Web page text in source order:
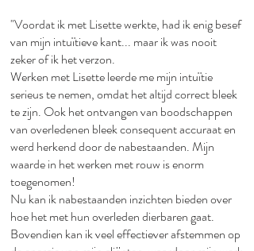
"Voordat ik met Lisette werkte, had ik enig besef
van mijn intuïtieve kant... maar ik was nooit
zeker of ik het verzon.​
Werken met Lisette leerde me mijn intuïtie
serieus te nemen, omdat het altijd correct bleek
te zijn. Ook het ontvangen van boodschappen
van overledenen bleek consequent accuraat en
werd herkend door de nabestaanden. Mijn
waarde in het werken met rouw is enorm
toegenomen!​
Nu kan ik nabestaanden inzichten bieden over
hoe het met hun overleden dierbaren gaat.
Bovendien kan ik veel effectiever afstemmen op